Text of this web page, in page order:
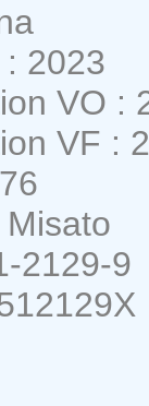
2023
VO :
VF :
2129-9